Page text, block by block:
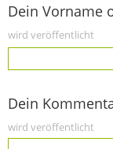
Dein Vorname
wird veröffentlicht
Dein
wird veröffentlicht